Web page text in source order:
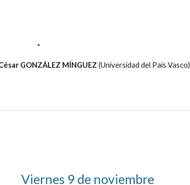
*
GONZÁLEZ MÍNGUEZ (Universidad del País Vasco)
Viernes 9 de noviembre